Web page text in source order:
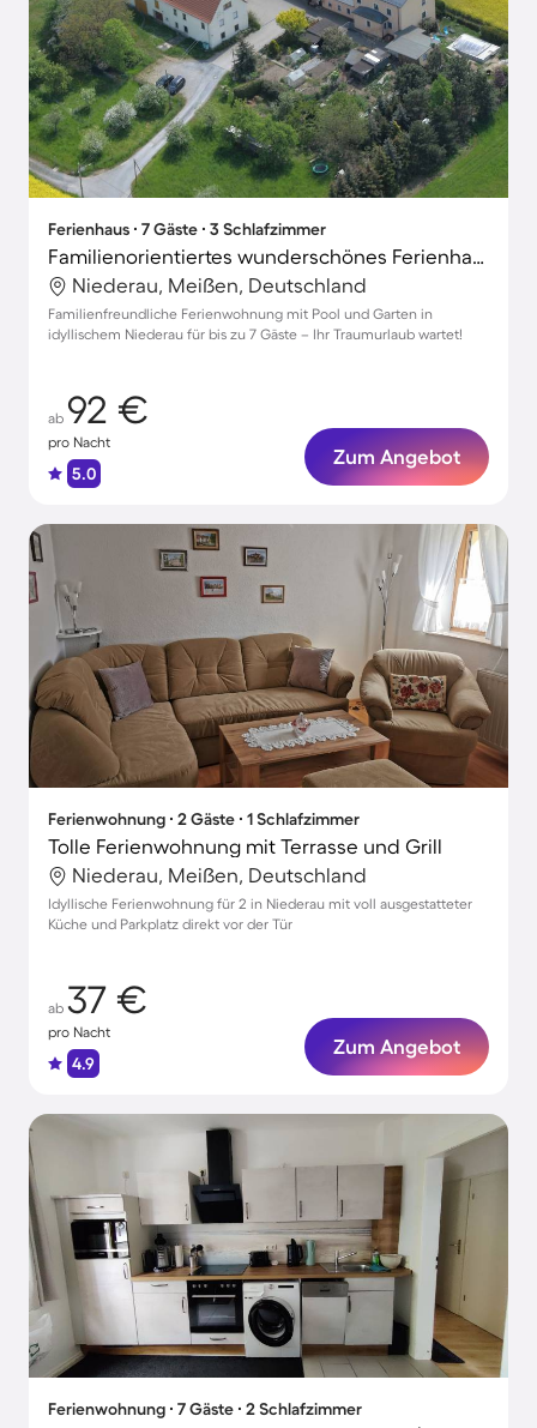
Ferienhaus ∙ 7 Gäste ∙ 3 Schlafzimmer
Familienorientiertes wunderschönes Ferienhaus mit Garten, Terrasse und Pool | Naturblick
Niederau, Meißen, Deutschland
Familienfreundliche Ferienwohnung mit Pool und Garten in
idyllischem Niederau für bis zu 7 Gäste – Ihr Traumurlaub wartet!
ab 92 €
pro Nacht
5.0
Zum Angebot
Ferienwohnung ∙ 2 Gäste ∙ 1 Schlafzimmer
Tolle Ferienwohnung mit Terrasse und Grill
Niederau, Meißen, Deutschland
Idyllische Ferienwohnung für 2 in Niederau mit voll ausgestatteter
Küche und Parkplatz direkt vor der Tür
ab 37 €
pro Nacht
4.9
Zum Angebot
Ferienwohnung ∙ 7 Gäste ∙ 2 Schlafzimmer